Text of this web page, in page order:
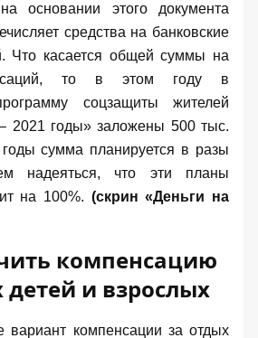
основании этого документа
средства на банковские
Что касается общей суммы на
то в этом году в
соцзащиты жителей
2021 годы»заложены 500 тыс.
сумма планируется в разы
надеяться, что эти планы
на 100%. (скрин «Деньги на
компенсацию
детей и взрослых
компенсации за отдых